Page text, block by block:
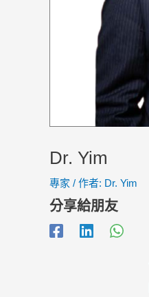
Dr. Yim
專家 / 作者: Dr. Yim
分享給朋友